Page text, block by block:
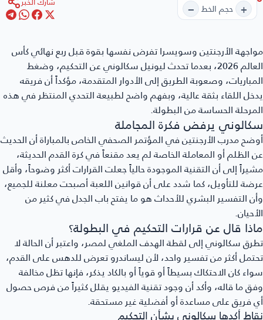
+ حجم الخط −
الأرجنتين وسويسراتفرض نفسها بقوة قبل ربع نهائي كأس
العالم 2026، بعدما تحدث ليونيل سكالوني عن التحكيم، وضغط
وصعوبة الطريق إلى الأدوار المتقدمة، مؤكداً أن فريقه
اللقاء بثقة عالية، وبفهم واضح لطبيعة التحدي المنتظر في هذه
الحساسة من البطولة.
يرفض فكرة المجاملة
مدرب الأرجنتين في المؤتمر الصحفي الخاص بالمباراة أن الحديث
الظلم أو المعاملة الخاصة لم يعد مقنعاً في كرة القدم الحديثة،
إلى أن التقنية الموجودة حالياً جعلت القرارات أكثر وضوحاً، وأقل
للتأويل، كما شدد على أن قوانين اللعبة أصبحت معلنة للجميع،
التفسير البشري للأحداث هو ما يفتح باب الجدل في كثير من
قال عن قرارات التحكيم في البطولة؟
سكالوني إلى لقطة الهدف الملغي لمصر، واعتبر أن الحالة لا
أكثر من تفسير واحد، لأن ليساندرو تعرض للدهس على القدم،
كان الاحتكاك بسيطاً أو قوياً أو بالكاد يذكر، فإنها تظل مخالفة
ما قاله، وأكد أن وجود تقنية الفيديو يقلل كثيراً من فرص حصول
فريق على مساعدة أو أفضلية غير مستحقة.
أكدها سكالوني بشأن التحكيم